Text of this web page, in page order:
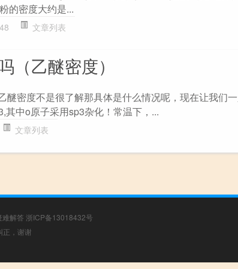
的密度大约是...
文章列表
（乙醚密度）
醚密度不是很了解那具体是什么情况呢，现在让我们
中o原子采用sp3杂化！常温下，...
文章列表
难解答 浙ICP备13018432号
正，谢谢